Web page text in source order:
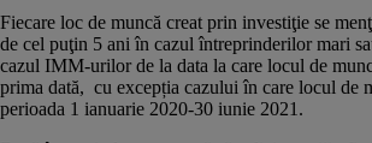
Fiecare loc de muncă creat prin investiţie se
de cel puţin 5 ani în cazul întreprinderilor mari
cazul IMM-urilor de la data la care locul de
prima dată, cu excepția cazului în care locul de
perioada 1 ianuarie 2020-30 iunie 2021.